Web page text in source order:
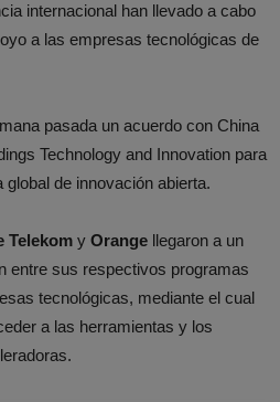
internacional han llevado a cabo
a las empresas tecnológicas de
pasada un acuerdo con China
Technology and Innovation para
de innovación abierta.
Telekom y Orange llegaron a un
entre sus respectivos programas
tecnológicas, mediante el cual
a las herramientas y los